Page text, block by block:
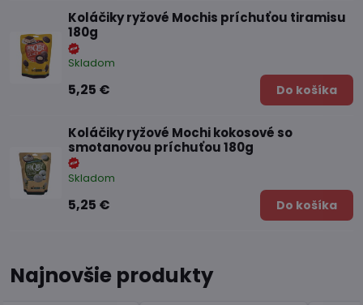
Koláčiky ryžové Mochis príchuťou tiramisu
180g
Skladom
5,25 € Do košíka
Koláčiky ryžové Mochi kokosové so
smotanovou príchuťou 180g
Skladom
5,25 € Do košíka
Najnovšie produkty